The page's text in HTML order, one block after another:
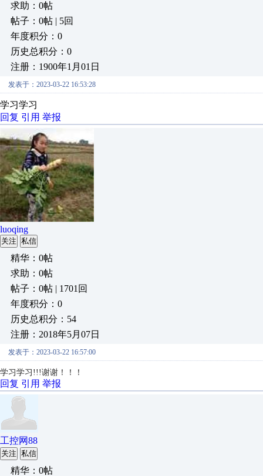
求助：0帖
帖子：0帖 | 5回
年度积分：0
历史总积分：0
注册：1900年1月01日
发表于：2023-03-22 16:53:28
学习学习
回复 引用 举报
luoqing
关注 私信
精华：0帖
求助：0帖
帖子：0帖 | 1701回
年度积分：0
历史总积分：54
注册：2018年5月07日
发表于：2023-03-22 16:57:00
学习学习!!!谢谢！！！
回复 引用 举报
工控网88
关注 私信
精华：0帖